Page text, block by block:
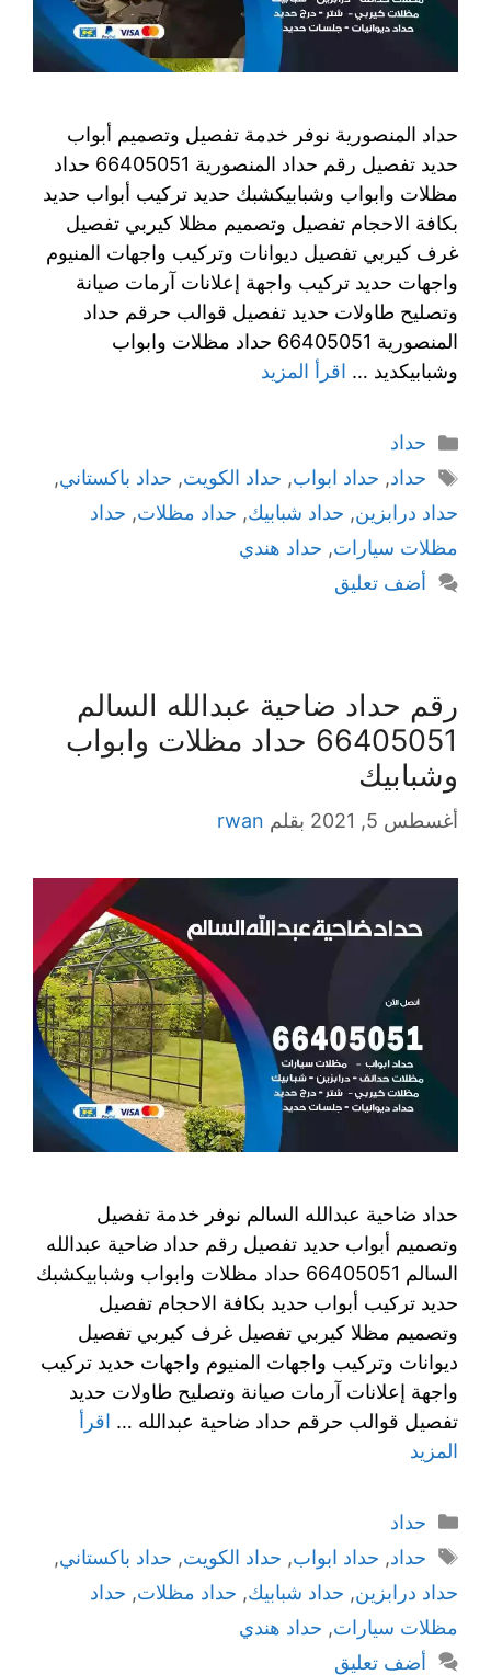
حداد المنصورية نوفر خدمة تفصيل وتصميم أبواب
حديد تفصيل رقم حداد المنصورية 66405051 حداد
مظلات وابواب وشبابيكشبك حديد تركيب أبواب حديد
بكافة الاحجام تفصيل وتصميم مظلا كيربي تفصيل
غرف كيربي تفصيل ديوانات وتركيب واجهات المنيوم
واجهات حديد تركيب واجهة إعلانات آرمات صيانة
وتصليح طاولات حديد تفصيل قوالب حرقم حداد
المنصورية 66405051 حداد مظلات وابواب
وشبابيكديد … اقرأ المزيد
حداد
حداد, حداد ابواب, حداد الكويت, حداد باكستاني,
حداد درابزين, حداد شبابيك, حداد مظلات, حداد
مظلات سيارات, حداد هندي
أضف تعليق
رقم حداد ضاحية عبدالله السالم
66405051 حداد مظلات وابواب
وشبابيك
أغسطس 5, 2021 بقلم rwan
حداد ضاحية عبدالله السالم نوفر خدمة تفصيل
وتصميم أبواب حديد تفصيل رقم حداد ضاحية عبدالله
السالم 66405051 حداد مظلات وابواب وشبابيكشبك
حديد تركيب أبواب حديد بكافة الاحجام تفصيل
وتصميم مظلا كيربي تفصيل غرف كيربي تفصيل
ديوانات وتركيب واجهات المنيوم واجهات حديد تركيب
واجهة إعلانات آرمات صيانة وتصليح طاولات حديد
تفصيل قوالب حرقم حداد ضاحية عبدالله … اقرأ
المزيد
حداد
حداد, حداد ابواب, حداد الكويت, حداد باكستاني,
حداد درابزين, حداد شبابيك, حداد مظلات, حداد
مظلات سيارات, حداد هندي
أضف تعليق